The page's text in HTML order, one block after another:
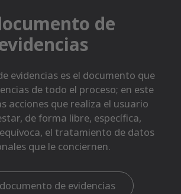
de
evidencias es el documento que
de todo el proceso; en este
acciones que realiza el usuario
de forma libre, específica,
el tratamiento de datos
que le conciernen.
de evidencias